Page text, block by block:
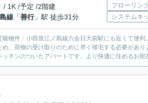
/ 1K /予定 /2階建
線 「善行」駅 徒歩31分
フローリン
システムキ
物件：小田急江ノ島線六会日大前駅にも近くて便
、荷物の受け取りのために早く帰宅する必要があ
チンのついたアパートです。より快適に住めるお